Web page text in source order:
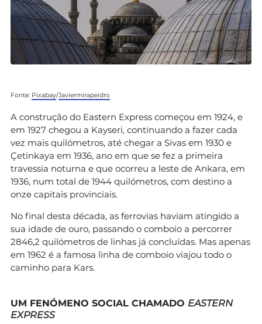
Fonte: Pixabay/Javiermirapeidro
A construção do Eastern Express começou em 1924, e
em 1927 chegou a Kayseri, continuando a fazer cada
vez mais quilómetros, até chegar a Sivas em 1930 e
Çetinkaya em 1936, ano em que se fez a primeira
travessia noturna e que ocorreu a leste de Ankara, em
1936, num total de 1944 quilómetros, com destino a
onze capitais provinciais.
No final desta década, as ferrovias haviam atingido a
sua idade de ouro, passando o comboio a percorrer
2846,2 quilómetros de linhas já concluídas. Mas apenas
em 1962 é a famosa linha de comboio viajou todo o
caminho para Kars.
UM FENÓMENO SOCIAL CHAMADO EASTERN
EXPRESS